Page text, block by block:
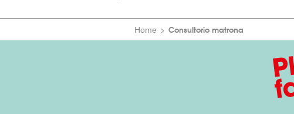
Home Consultorio matrona